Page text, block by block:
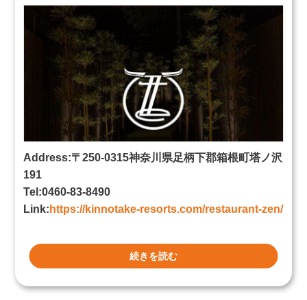
Address:〒250-0315神奈川県足柄下郡箱根町塔ノ沢
191
Tel:0460-83-8490
Link: https://kinnotake-resorts.com/restaurant-zen/
続きを読む